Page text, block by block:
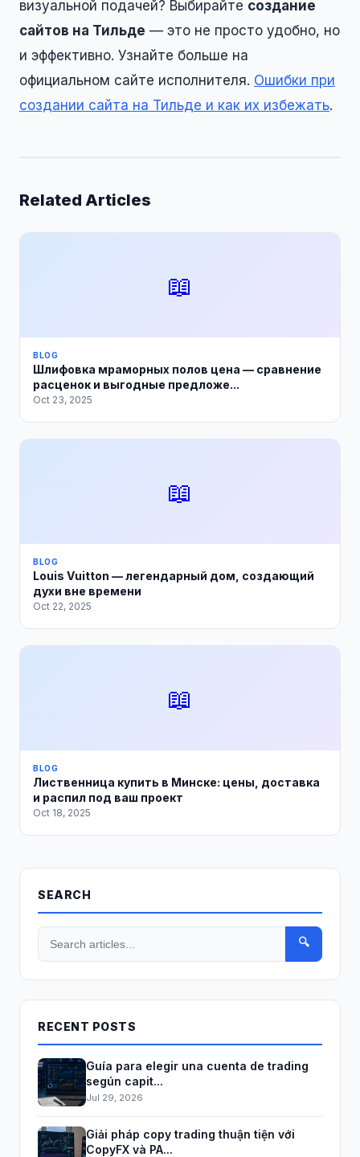
визуальной подачей? Выбирайте создание
сайтов на Тильде — это не просто удобно, но
и эффективно. Узнайте больше на
официальном сайте исполнителя. Ошибки при
создании сайта на Тильде и как их избежать.
Related Articles
📖
BLOG
Шлифовка мраморных полов цена — сравнение
расценок и выгодные предложе...
Oct 23, 2025
📖
BLOG
Louis Vuitton — легендарный дом, создающий
духи вне времени
Oct 22, 2025
📖
BLOG
Лиственница купить в Минске: цены, доставка
и распил под ваш проект
Oct 18, 2025
SEARCH
🔍
RECENT POSTS
Guía para elegir una cuenta de trading
según capit...
Jul 29, 2026
Giải pháp copy trading thuận tiện với
CopyFX và PA...